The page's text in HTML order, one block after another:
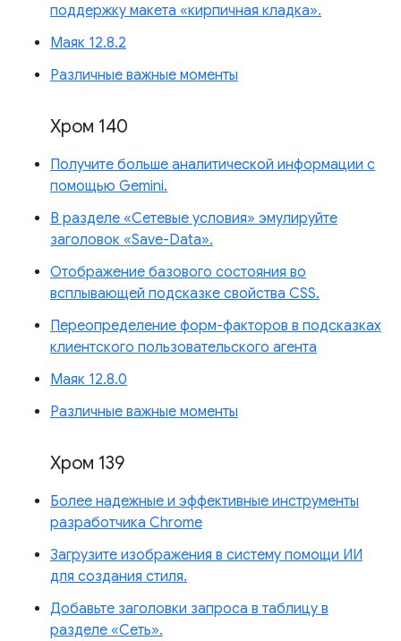
поддержку макета «кирпичная кладка».
Маяк 12.8.2
Различные важные моменты
Хром 140
Получите больше аналитической информации с
помощью Gemini.
В разделе «Сетевые условия» эмулируйте
заголовок «Save-Data».
Отображение базового состояния во
всплывающей подсказке свойства CSS.
Переопределение форм-факторов в подсказках
клиентского пользовательского агента
Маяк 12.8.0
Различные важные моменты
Хром 139
Более надежные и эффективные инструменты
разработчика Chrome
Загрузите изображения в систему помощи ИИ
для создания стиля.
Добавьте заголовки запроса в таблицу в
разделе «Сеть».